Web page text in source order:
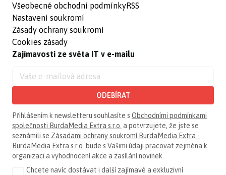
Všeobecné obchodní podmínky
Nastavení soukromí
Zásady ochrany soukromí
Cookies zásady
RSS
Zajímavosti ze světa IT v e-mailu
ODEBÍRAT
Přihlášením k newsletteru souhlasíte s Obchodními podmínkami
společnosti BurdaMedia Extra s.r.o. a potvrzujete, že jste se
seznámili se Zásadami ochrany soukromí BurdaMedia Extra -
BurdaMedia Extra s.r.o. bude s Vašimi údaji pracovat zejména k
organizaci a vyhodnocení akce a zasílání novinek.
Chcete navíc dostávat i další zajímavé a exkluzivní